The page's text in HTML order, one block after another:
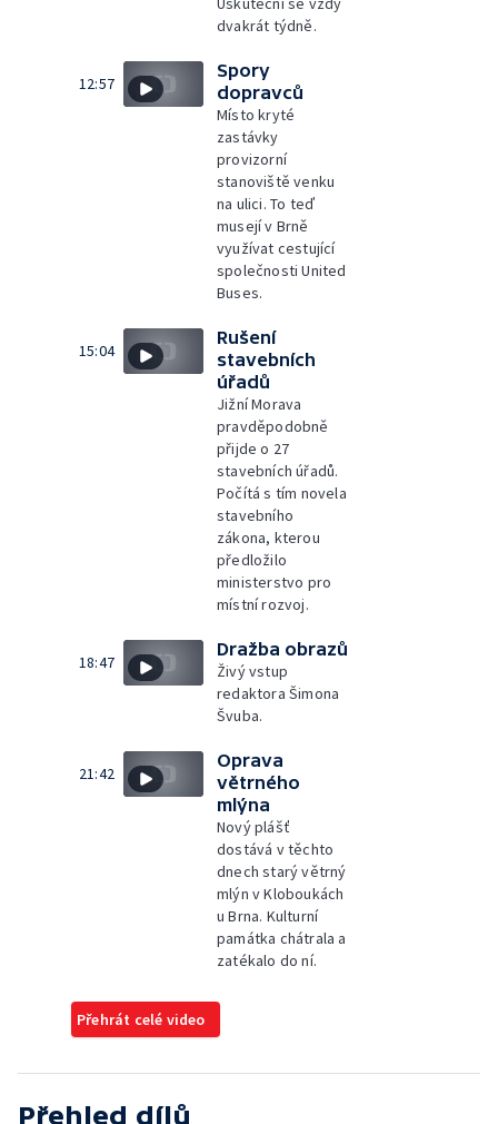
dvakrát týdně.
12:57
Spory
dopravců
Místo kryté
zastávky
provizorní
stanoviště venku
na ulici. To teď
musejí v Brně
využívat cestující
společnosti United
Buses.
15:04
Rušení
stavebních
úřadů
Jižní Morava
pravděpodobně
přijde o 27
stavebních úřadů.
Počítá s tím novela
stavebního
zákona, kterou
předložilo
ministerstvo pro
místní rozvoj.
18:47
Dražba obrazů
Živý vstup
redaktora Šimona
Švuba.
21:42
Oprava
větrného
mlýna
Nový plášť
dostává v těchto
dnech starý větrný
mlýn v Kloboukách
u Brna. Kulturní
památka chátrala a
zatékalo do ní.
Přehrát celé video
Přehled dílů